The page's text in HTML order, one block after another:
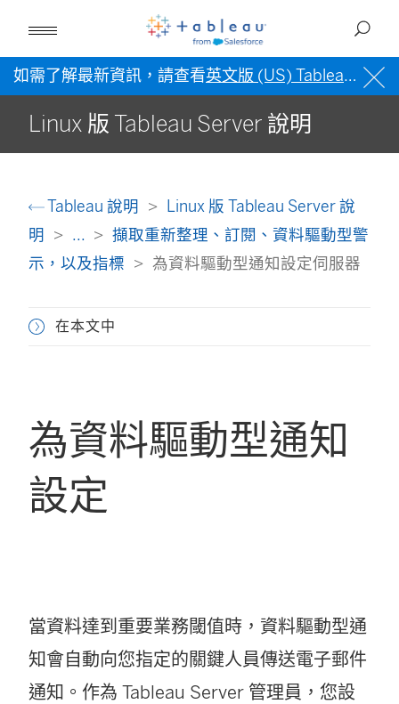
如需了解最新資訊，請查看英文版 (US) Tableau 說明
Linux 版 Tableau Server 說明
Tableau 說明
Linux 版 Tableau Server 說
明
...
擷取重新整理、訂閱、資料驅動型警
示，以及指標
為資料驅動型通知設定伺服器
在本文中
為資料驅動型通知
設定
當資料達到重要業務閾值時，資料驅動型通
知會自動向您指定的關鍵人員傳送電子郵件
通知。作為 Tableau Server 管理員，您設